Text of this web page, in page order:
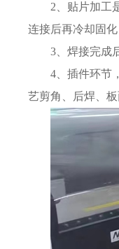
2、贴片加工
连接后再冷却固
3、焊接完成
4、插件环节
艺剪角、后焊、